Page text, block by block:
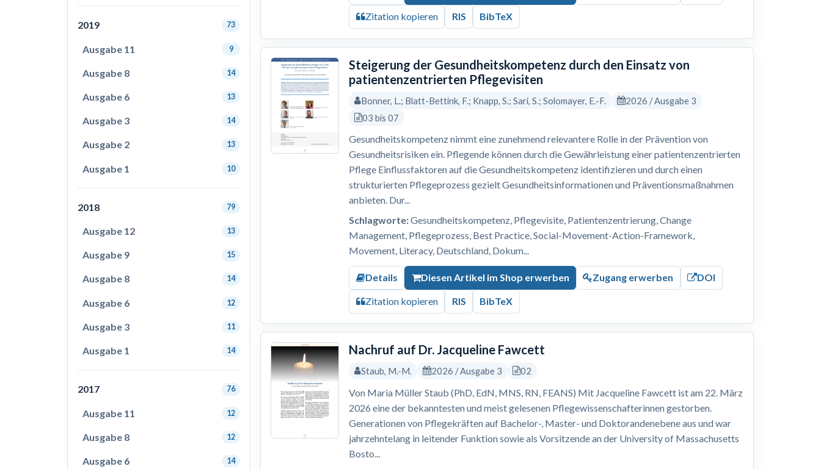
2019 73
Ausgabe 11 9
Ausgabe 8 14
Ausgabe 6 13
Ausgabe 3 14
Ausgabe 2 13
Ausgabe 1 10
2018 79
Ausgabe 12 13
Ausgabe 9 15
Ausgabe 8 14
Ausgabe 6 12
Ausgabe 3 11
Ausgabe 1 14
2017 76
Ausgabe 11 12
Ausgabe 8 12
Ausgabe 6 14
Zitation kopieren RIS BibTeX
Steigerung der Gesundheitskompetenz durch den Einsatz von
patientenzentrierten Pflegevisiten
Bonner, L.; Blatt-Bettink, F.; Knapp, S.; Sari, S.; Solomayer, E.-F.
2026 / Ausgabe 3
03 bis 07
Gesundheitskompetenz nimmt eine zunehmend relevantere Rolle in der Prävention von
Gesundheitsrisiken ein. Pflegende können durch die Gewährleistung einer patientenzentrierten
Pflege Einflussfaktoren auf die Gesundheitskompetenz identifizieren und durch einen
strukturierten Pflegeprozess gezielt Gesundheitsinformationen und Präventionsmaßnahmen
anbieten. Dur...
Schlagworte:Gesundheitskompetenz, Pflegevisite, Patientenzentrierung, Change
Management, Pflegeprozess, Best Practice, Social-Movement-Action-Framework,
Movement, Literacy, Deutschland, Dokum...
Details Diesen Artikel im Shop erwerben Zugang erwerben DOI
Zitation kopieren RIS BibTeX
Nachruf auf Dr. Jacqueline Fawcett
Staub, M.-M. 2026 / Ausgabe 3 02
Von Maria Müller Staub (PhD, EdN, MNS, RN, FEANS) Mit Jacqueline Fawcett ist am 22. März
2026 eine der bekanntesten und meist gelesenen Pflegewissenschafterinnen gestorben.
Generationen von Pflegekräften auf Bachelor-, Master- und Doktorandenebene aus und war
jahrzehntelang in leitender Funktion sowie als Vorsitzende an der University of Massachusetts
Bosto...